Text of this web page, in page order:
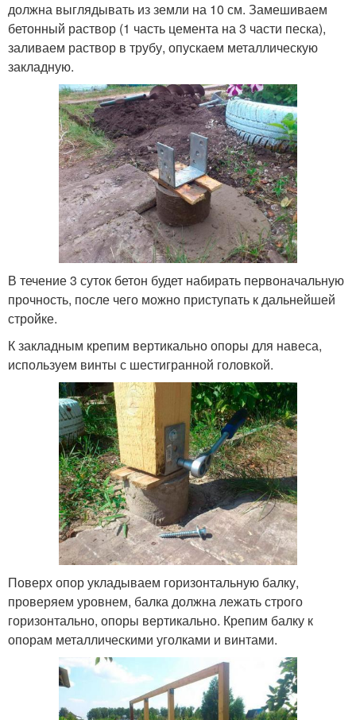
должна выглядывать из земли на 10 см. Замешиваем
бетонный раствор (1 часть цемента на 3 части песка),
заливаем раствор в трубу, опускаем металлическую
закладную.
В течение 3 суток бетон будет набирать первоначальную
прочность, после чего можно приступать к дальнейшей
стройке.
К закладным крепим вертикально опоры для навеса,
используем винты с шестигранной головкой.
Поверх опор укладываем горизонтальную балку,
проверяем уровнем, балка должна лежать строго
горизонтально, опоры вертикально. Крепим балку к
опорам металлическими уголками и винтами.